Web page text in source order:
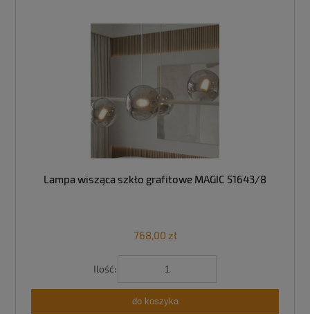
Lampa wisząca szkło grafitowe MAGIC 51643/8
768,00 zł
Ilość:
do koszyka